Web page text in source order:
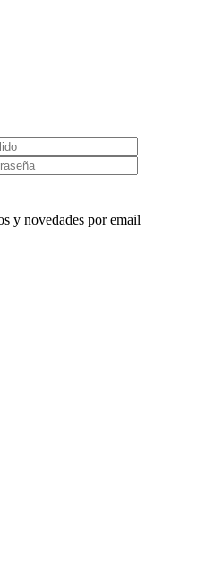
y novedades por email